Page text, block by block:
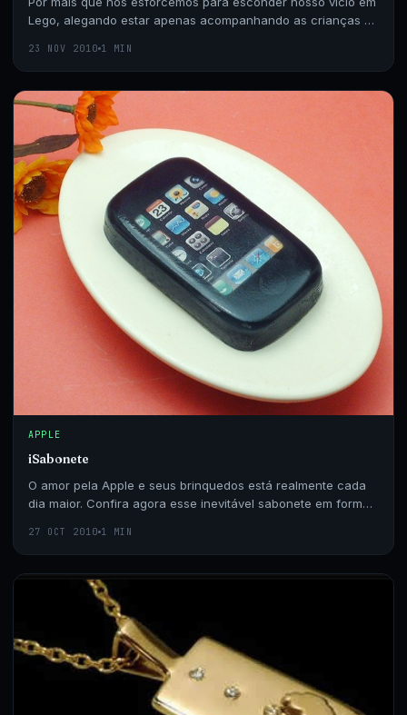
Lego, alegando estar apenas acompanhando as crianças na
23 NOV 2010 1 MIN
APPLE
iSabonete
O amor pela Apple e seus brinquedos está realmente cada
dia maior. Confira agora esse inevitável sabonete em forma
27 OCT 2010 1 MIN